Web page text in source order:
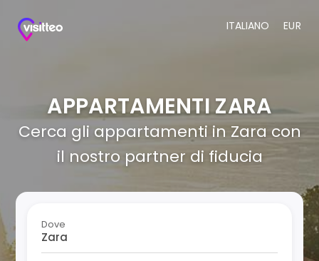
ITALIANO EUR
APPARTAMENTI ZARA
Cerca gli appartamenti in Zara con
il nostro partner di fiducia
Dove